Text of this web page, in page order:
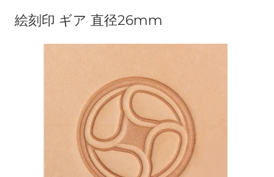
絵刻印 ギア 直径26mm